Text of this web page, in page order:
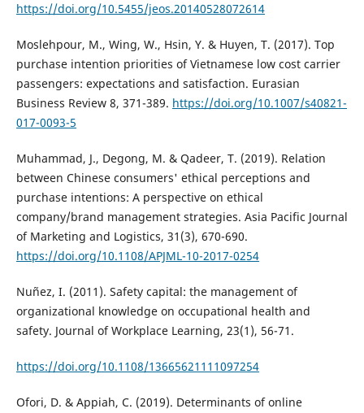
https://doi.org/10.5455/jeos.20140528072614
Moslehpour, M., Wing, W., Hsin, Y. & Huyen, T. (2017). Top
purchase intention priorities of Vietnamese low cost carrier
passengers: expectations and satisfaction. Eurasian
Business Review 8, 371-389. https://doi.org/10.1007/s40821-
017-0093-5
Muhammad, J., Degong, M. & Qadeer, T. (2019). Relation
between Chinese consumers' ethical perceptions and
purchase intentions: A perspective on ethical
company/brand management strategies. Asia Pacific Journal
of Marketing and Logistics, 31(3), 670-690.
https://doi.org/10.1108/APJML-10-2017-0254
Nuñez, I. (2011). Safety capital: the management of
organizational knowledge on occupational health and
safety. Journal of Workplace Learning, 23(1), 56-71.
https://doi.org/10.1108/13665621111097254
Ofori, D. & Appiah, C. (2019). Determinants of online